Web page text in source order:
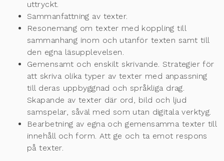
uttryckt.
Sammanfattning av texter.
Resonemang om texter med koppling till
sammanhang inom och utanför texten samt till
den egna läsupplevelsen.
Gemensamt och enskilt skrivande. Strategier för
att skriva olika typer av texter med anpassning
till deras uppbyggnad och språkliga drag.
Skapande av texter där ord, bild och ljud
samspelar, såväl med som utan digitala verktyg.
Bearbetning av egna och gemensamma texter till
innehåll och form. Att ge och ta emot respons
på texter.